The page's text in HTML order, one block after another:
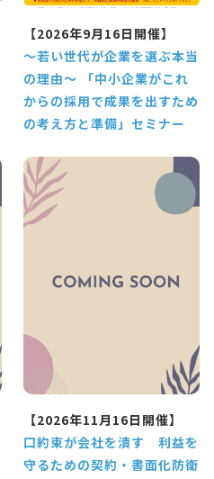
【2026年9月16日開催】
～若い世代が企業を選ぶ本当
の理由～ 「中小企業がこれ
からの採用で成果を出すため
の考え方と準備」セミナー
【2026年11月16日開催】
口約束が会社を潰す 利益を
守るための契約・書面化防衛